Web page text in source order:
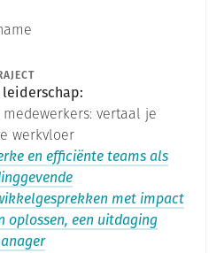
vertaal je
werkvloer
en efficiënte teams als
met impact
oplossen, een uitdaging